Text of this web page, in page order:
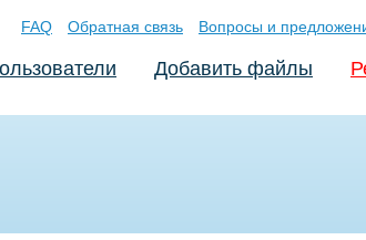
FAQ Обратная связь Вопросы и
Добавить файлы